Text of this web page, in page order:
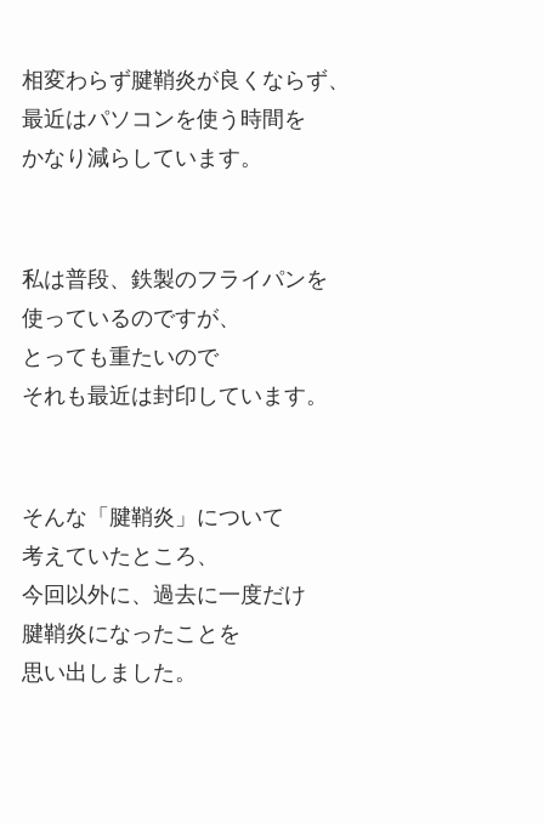
相変わらず腱鞘炎が良くならず、
最近はパソコンを使う時間を
かなり減らしています。
私は普段、鉄製のフライパンを
使っているのですが、
とっても重たいので
それも最近は封印しています。
そんな「腱鞘炎」について
考えていたところ、
今回以外に、過去に一度だけ
腱鞘炎になったことを
思い出しました。